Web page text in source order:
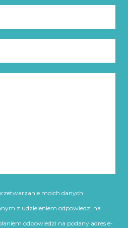
moich danych
z udzieleniem odpowiedzi na
odpowiedzi na podany adres e-